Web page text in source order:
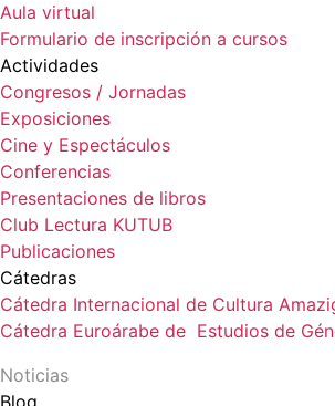
Aula virtual
Formulario de inscripción a cursos
Actividades
Congresos / Jornadas
Exposiciones
Cine y Espectáculos
Conferencias
Presentaciones de libros
Club Lectura KUTUB
Publicaciones
Cátedras
Cátedra Internacional de Cultura
Cátedra Euroárabe de Estudios de
Noticias